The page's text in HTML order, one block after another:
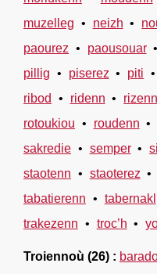
muzelleg
neizh
paourez
paousouar
pillig
piserez piti
ribod
ridenn rizenn
rotoukiou
roudenn
sakredie
semper
staotenn
staoterez
tabatierenn
tabernakl
trakezenn
troc’h
Troiennoù (26)